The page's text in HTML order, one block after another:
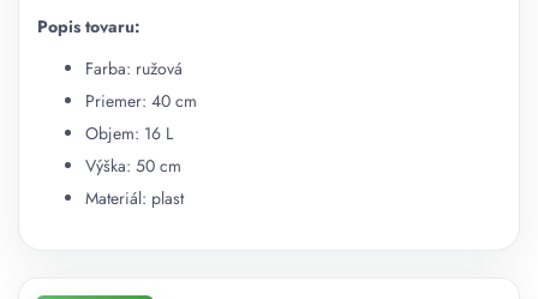
Popis tovaru:
Farba: ružová
Priemer: 40 cm
Objem: 16 L
Výška: 50 cm
Materiál: plast